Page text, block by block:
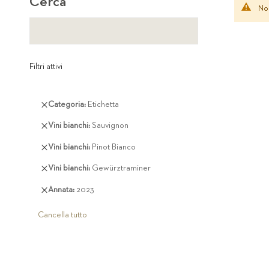
Filtri attivi
Categoria Etichetta
Rimuovi
articolo
Vini bianchi Sauvignon
Rimuovi
articolo
Vini bianchi Pinot Bianco
Rimuovi
articolo
Vini bianchi Gewürztraminer
Rimuovi
articolo
Annata 2023
Rimuovi
articolo
Cancella tutto